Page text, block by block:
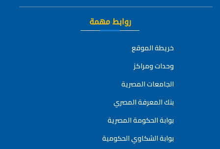
روابط مهمة
خريطة الموقع
وحدات ومراكز
الجامعات المصرية
بنك المعرفة المصري
بوابة الحكومة المصرية
بوابة الشكاوي الحكومية